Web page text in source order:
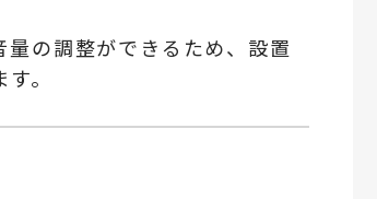
の調整ができるため、設置
。